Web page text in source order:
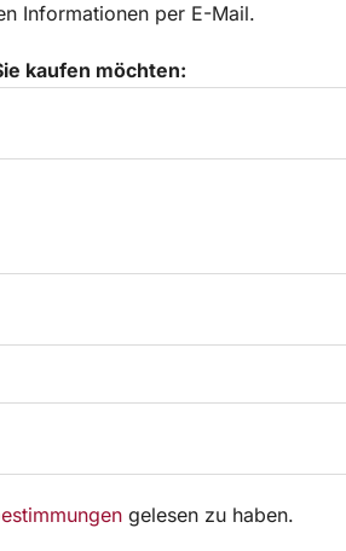
Informationen per E-Mail.
kaufen möchten:
gelesen zu haben.